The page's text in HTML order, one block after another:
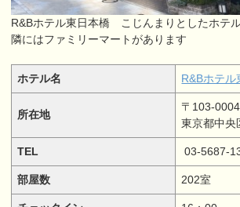
R&Bホテル東日本橋 こじんまりとしたホテ
隣にはファミリーマートがあります
ホテル名 R&Bホテル
所在地
〒103-0004
東京都中央
TEL 03-5687-
部屋数 202室